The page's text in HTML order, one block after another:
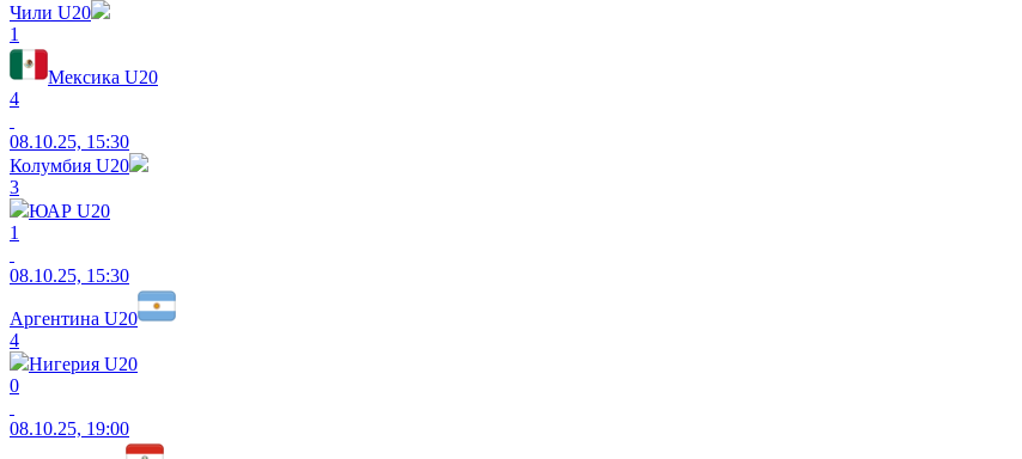
Чили U20
1
Мексика U20
4
08.10.25, 15:30
Колумбия U20
3
ЮАР U20
1
08.10.25, 15:30
Аргентина U20
4
Нигерия U20
0
08.10.25, 19:00